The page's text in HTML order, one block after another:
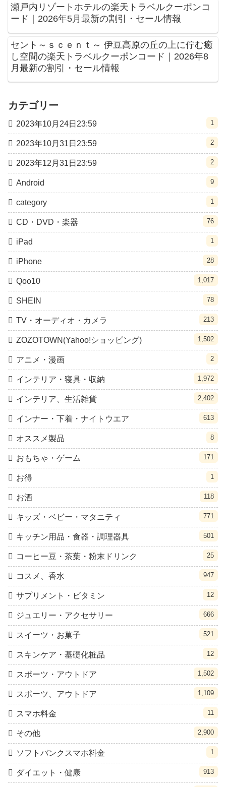
瀬戸内リゾートホテルの楽天トラベルクーポンコ
ード｜2026年5月最新の割引・セール情報
セント～ｓｃｅｎｔ～ 伊豆高原の丘の上に佇む癒
し空間の楽天トラベルクーポンコード｜2026年8
月最新の割引・セール情報
カテゴリー
2023年10月24日23:59 1
2023年10月31日23:59 2
2023年12月31日23:59 2
Android 9
category 1
CD・DVD・楽器 76
iPad 1
iPhone 28
Qoo10 1,017
SHEIN 78
TV・オーディオ・カメラ 213
ZOZOTOWN(Yahoo!ショッピング) 1,502
アニメ・漫画 2
インテリア・寝具・収納 1,972
インテリア、生活雑貨 2,402
インナー・下着・ナイトウエア 613
オススメ製品 8
おもちゃ・ゲーム 171
お得 1
お酒 118
キッズ・ベビー・マタニティ 771
キッチン用品・食器・調理器具 501
コーヒー豆・茶葉・粉末ドリンク 25
コスメ、香水 947
サプリメント・ビタミン 12
ジュエリー・アクセサリー 666
スイーツ・お菓子 521
スキンケア・基礎化粧品 12
スポーツ・アウトドア 1,502
スポーツ、アウトドア 1,109
スマホ料金 11
その他 2,900
ソフトバンクスマホ料金 1
ダイエット・健康 913